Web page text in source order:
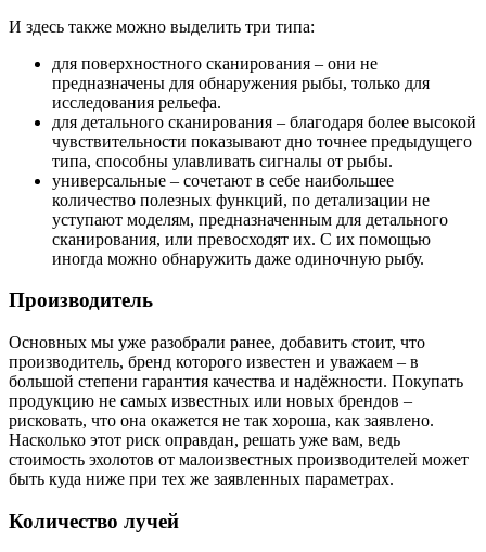
И здесь также можно выделить три типа:
для поверхностного сканирования – они не
предназначены для обнаружения рыбы, только для
исследования рельефа.
для детального сканирования – благодаря более высокой
чувствительности показывают дно точнее предыдущего
типа, способны улавливать сигналы от рыбы.
универсальные – сочетают в себе наибольшее
количество полезных функций, по детализации не
уступают моделям, предназначенным для детального
сканирования, или превосходят их. С их помощью
иногда можно обнаружить даже одиночную рыбу.
Производитель
Основных мы уже разобрали ранее, добавить стоит, что
производитель, бренд которого известен и уважаем – в
большой степени гарантия качества и надёжности. Покупать
продукцию не самых известных или новых брендов –
рисковать, что она окажется не так хороша, как заявлено.
Насколько этот риск оправдан, решать уже вам, ведь
стоимость эхолотов от малоизвестных производителей может
быть куда ниже при тех же заявленных параметрах.
Количество лучей